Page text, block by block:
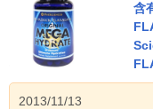
含
2013/11/13